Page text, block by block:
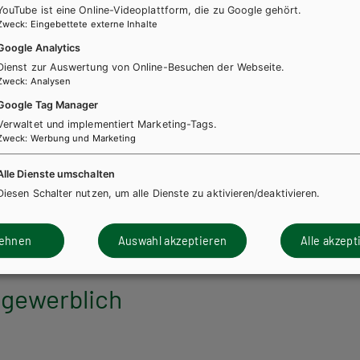
Naturwissenschaften
Band 2 für
Kompetenzmodule
ANWA 6
+ E-Book Lehrbuch E-Book Solo
ist eine Online-Videoplattform, die zu Google gehört.
: Eingebettete externe Inhalte
Analytics
zur Auswertung von Online-Besuchen der Webseite.
: Analysen
Tag Manager
und implementiert Marketing-Tags.
: Werbung und Marketing
Dienste umschalten
Schalter nutzen, um alle Dienste zu aktivieren/deaktivieren.
Auswahl akzeptieren Alle